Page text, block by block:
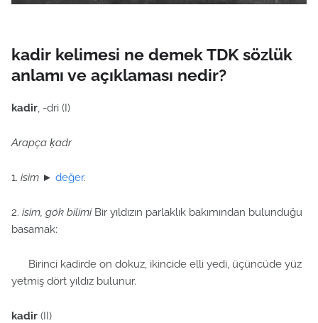
kadir kelimesi ne demek TDK sözlük
anlamı ve açıklaması nedir?
kadir, -dri (I)
Arapça ḳadr
1. isim ► değer.
2. isim, gök bilimiBir yıldızın parlaklık bakımından bulunduğu
basamak:
Birinci kadirde on dokuz, ikincide elli yedi, üçüncüde yüz
yetmiş dört yıldız bulunur.
kadir (II)